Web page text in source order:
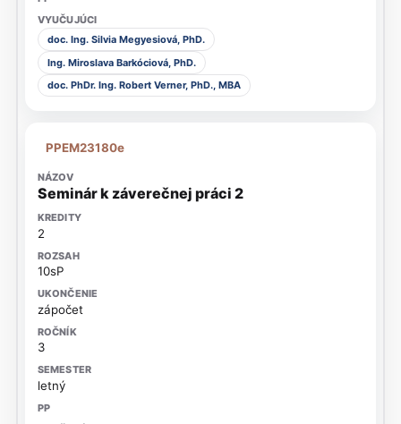
doc. Ing. Silvia Megyesiová, PhD.
Ing. Miroslava Barkóciová, PhD.
doc. PhDr. Ing. Robert Verner, PhD., MBA
PPEM23180e
Seminár k záverečnej práci 2
2
10sP
zápočet
3
letný